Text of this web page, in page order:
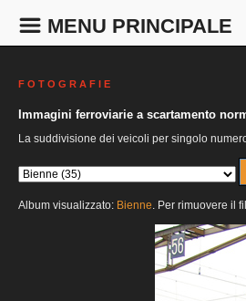
MENU PRINCIPALE
F O T O G R A F I E
Immagini ferroviarie a scartamento
La suddivisione dei veicoli per singolo
Album visualizzato: Bienne. Per rimuovere il